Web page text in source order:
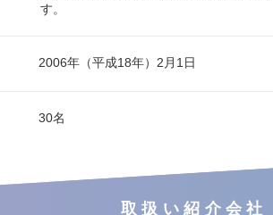
す。
2006年（平成18年）2月1日
30名
取扱い紹介会社